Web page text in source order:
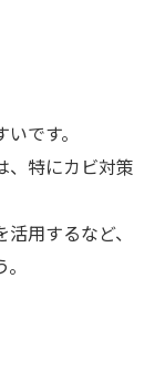
です。
、特にカビ対策
用するなど、